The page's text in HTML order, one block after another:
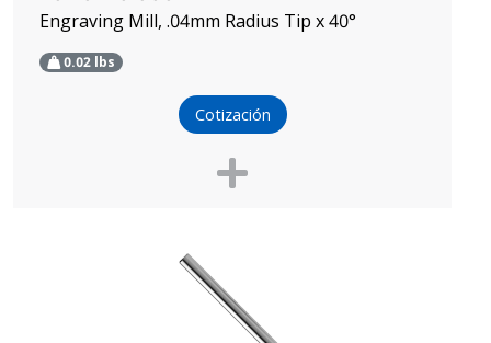
Engraving Mill, .04mm Radius Tip x 40°
0.02 lbs
Cotización